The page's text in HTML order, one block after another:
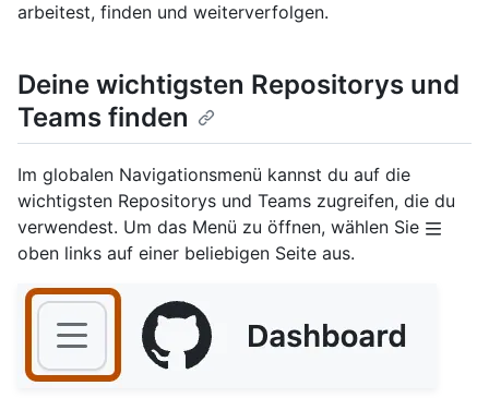
arbeitest, finden und weiterverfolgen.
Deine wichtigsten Repositorys und
Teams finden
Im globalen Navigationsmenü kannst du auf die
wichtigsten Repositorys und Teams zugreifen, die du
verwendest. Um das Menü zu öffnen, wählen Sie
oben links auf einer beliebigen Seite aus.